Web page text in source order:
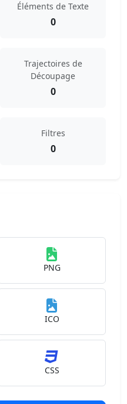
Éléments de Texte
0
Trajectoires de
Découpage
0
Filtres
0
PNG
ICO
CSS